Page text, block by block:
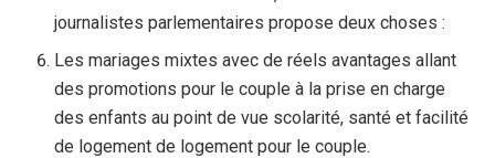
journalistes parlementaires propose deux choses :
Les mariages mixtes avec de réels avantages allant
des promotions pour le couple à la prise en charge
des enfants au point de vue scolarité, santé et facilité
de logement de logement pour le couple.